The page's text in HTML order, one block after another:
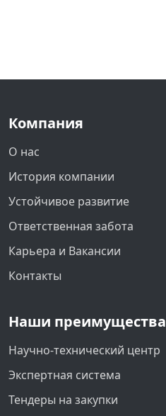
Компания
О нас
История компании
Устойчивое развитие
Ответственная забота
Карьера и Вакансии
Контакты
Наши преимущества
Научно-технический центр
Экспертная система
Тендеры на закупки